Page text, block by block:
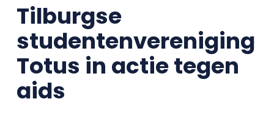
Tilburgse
studentenvereniging
Totus in actie tegen
aids